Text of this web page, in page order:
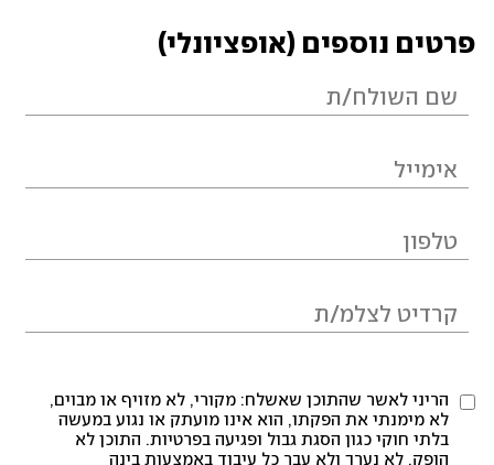
פרטים נוספים (אופציונלי)
הריני לאשר שהתוכן שאשלח: מקורי, לא מזויף או מבוים,
לא מימנתי את הפקתו, הוא אינו מועתק או נגוע במעשה
בלתי חוקי כגון הסגת גבול ופגיעה בפרטיות. התוכן לא
הופק, לא נערך ולא עבר כל עיבוד באמצעות בינה